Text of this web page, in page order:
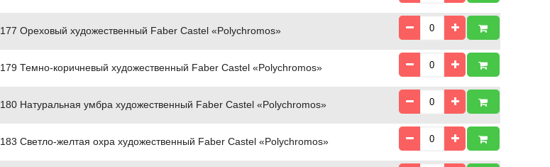
177 Ореховый художественный Faber Castel «Polychromos»
179 Темно-коричневый художественный Faber Castel «Polychromos»
180 Натуральная умбра художественный Faber Castel «Polychromos»
183 Светло-желтая охра художественный Faber Castel «Polychromos»